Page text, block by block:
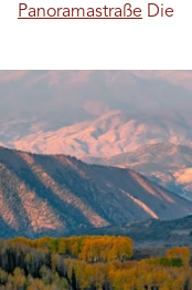
Panoramastraße Die